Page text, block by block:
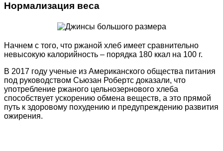
Нормализация веса
Начнем с того, что ржаной хлеб имеет сравнительно
невысокую калорийность – порядка 180 ккал на 100 г.
В 2017 году ученые из Американского общества питания
под руководством Сьюзан Робертс доказали, что
употребление ржаного цельнозернового хлеба
способствует ускорению обмена веществ, а это прямой
путь к здоровому похудению и предупреждению развития
ожирения.